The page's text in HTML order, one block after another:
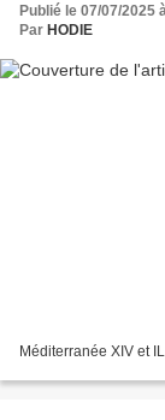
Publié le 07/07/2025
Par HODIE
Méditerranée XIV et